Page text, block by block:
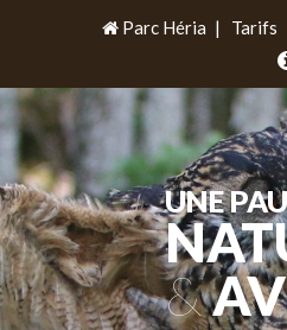
Parc Héria | Tarifs
UNE
&